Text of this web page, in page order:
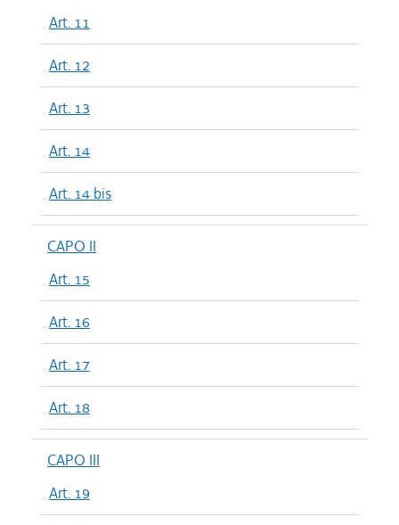
Art. 11
Art. 12
Art. 13
Art. 14
Art. 14 bis
CAPO II
Art. 15
Art. 16
Art. 17
Art. 18
CAPO III
Art. 19